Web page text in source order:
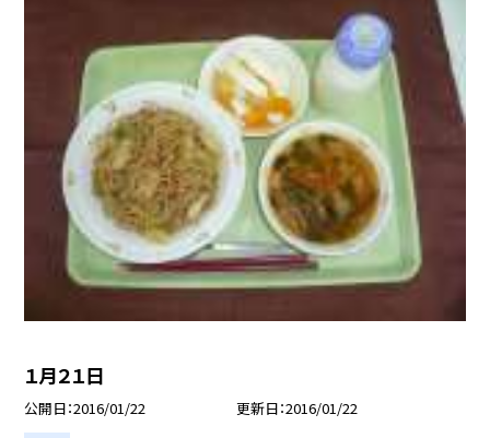
１月２１日
公開日 2016/01/22 更新日 2016/01/22